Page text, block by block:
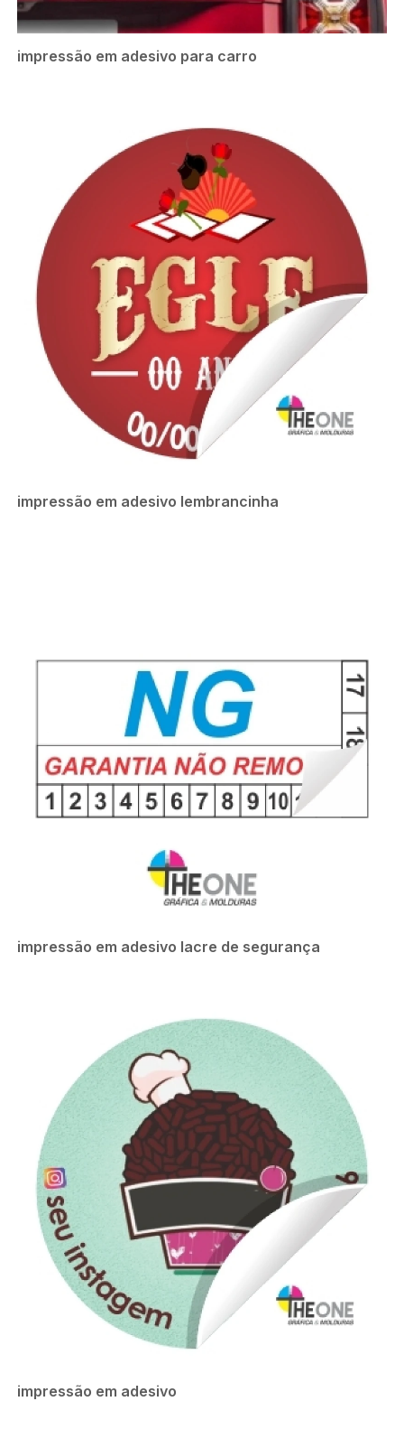
impressão em adesivo para carro
impressão em adesivo lembrancinha
impressão em adesivo lacre de segurança
impressão em adesivo